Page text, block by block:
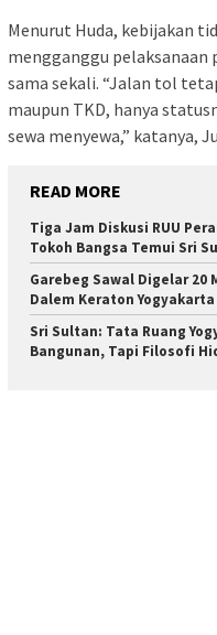
Menurut Huda, kebijakan
mengganggu pelaksanaan
sama sekali. “Jalan tol
maupun TKD, hanya
sewa menyewa,” katanya,
READ MORE
Tiga Jam Diskusi RUU
Tokoh Bangsa Temui Sri
Garebeg Sawal Digelar 20
Dalem Keraton Yogyakarta
Sri Sultan: Tata Ruang
Bangunan, Tapi Filosofi